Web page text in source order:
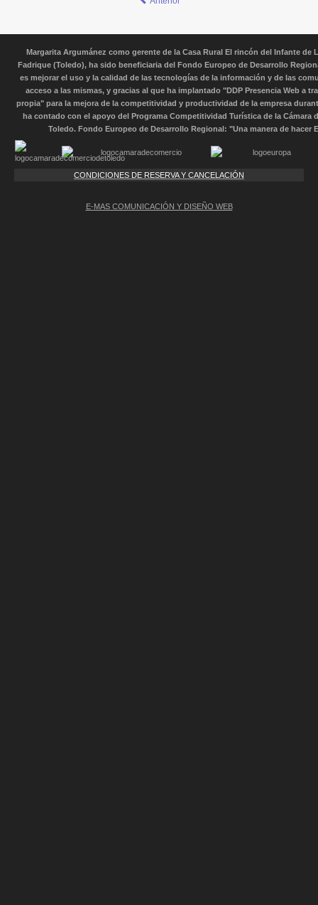
Margarita Argumánez como gerente de la Casa Rural El rincón del Infante de
Fadrique (Toledo), ha sido beneficiaria del Fondo Europeo de Desarrollo
es mejorar el uso y la calidad de las tecnologías de la información y de las
acceso a las mismas, y gracias al que ha implantado "DDP Presencia Web a
propia" para la mejora de la competitividad y productividad de la empresa
ha contado con el apoyo del Programa Competitividad Turística de la Cámara
Toledo. Fondo Europeo de Desarrollo Regional: "Una manera de hacer
CONDICIONES DE RESERVA Y CANCELACIÓN
E-MAS COMUNICACIÓN Y DISEÑO WEB